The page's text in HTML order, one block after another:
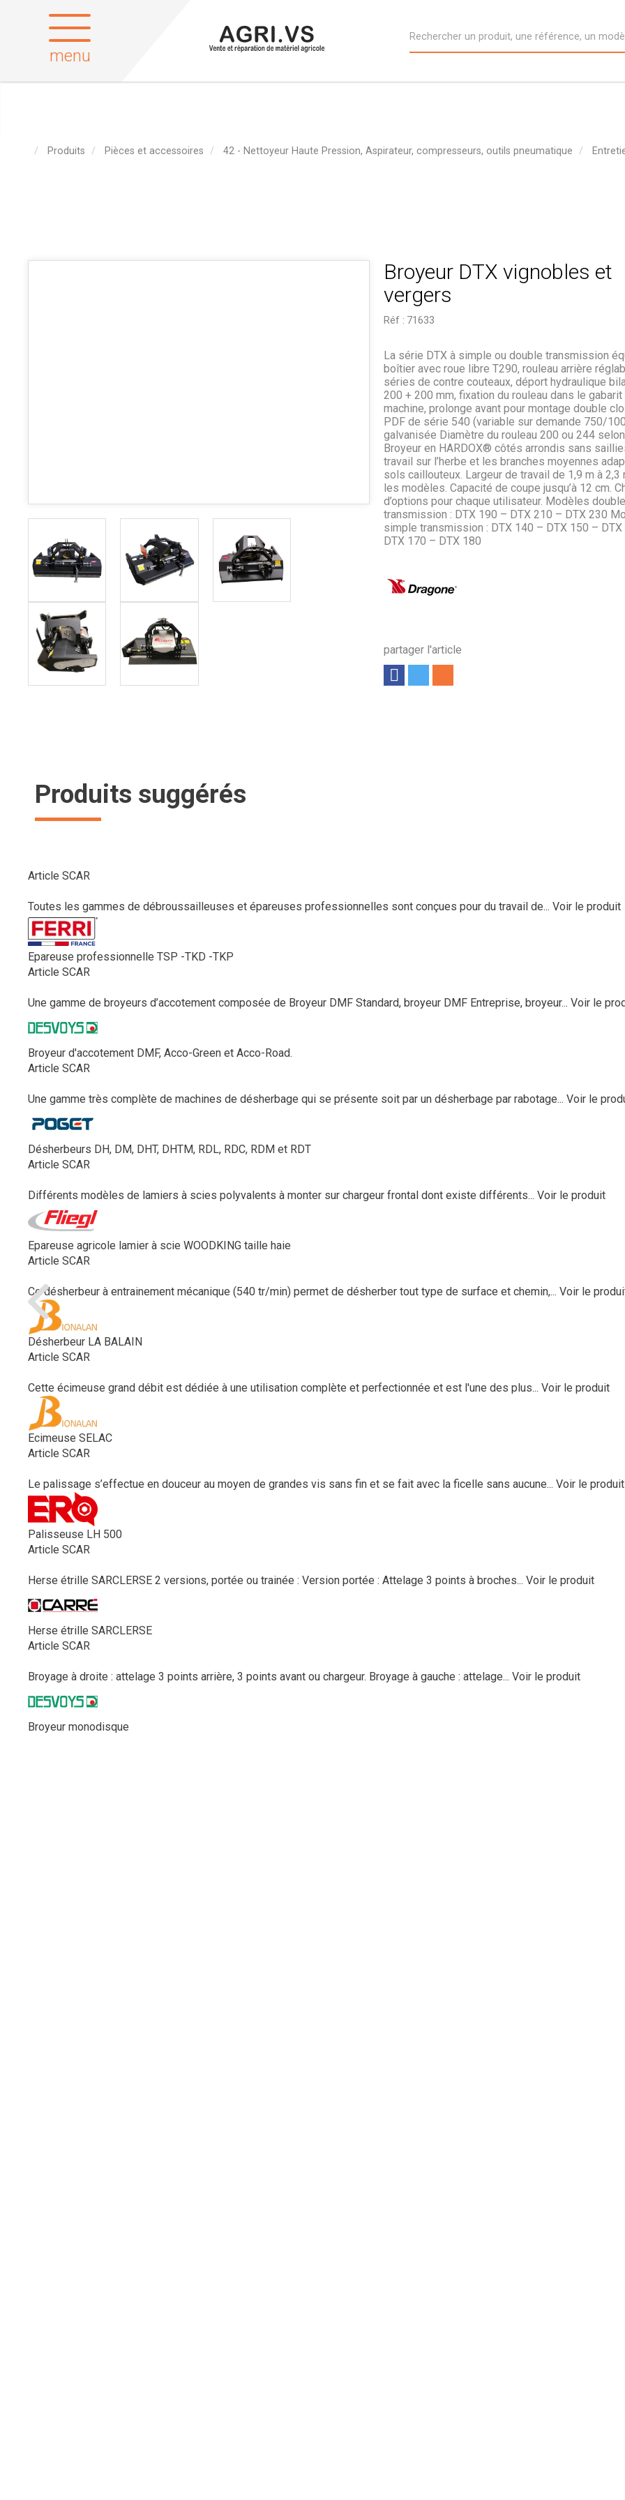
menu
Produits Pièces et accessoires 42 - Nettoyeur Haute Pression, Aspirateur, compresseurs, outils pneumatique
Broyeur DTX vignobles et
vergers
Réf : 71633
partager l'article
La série DTX à simple ou double transmission
boîtier avec roue libre T290, rouleau arrière
séries de contre couteaux, déport hydraulique
200 + 200 mm, fixation du rouleau dans le gabarit
machine, prolonge avant pour montage double
PDF de série 540 (variable sur demande 750/
galvanisée Diamètre du rouleau 200 ou 244
Broyeur en HARDOX® côtés arrondis sans
travail sur l’herbe et les branches moyennes
sols caillouteux. Largeur de travail de 1,9 m à 2,3
les modèles. Capacité de coupe jusqu’à 12 cm.
d’options pour chaque utilisateur. Modèles double
transmission : DTX 190 – DTX 210 – DTX 230
simple transmission : DTX 140 – DTX 150 –
DTX 170 – DTX 180
Produits suggérés
Article SCAR
Toutes les gammes de débroussailleuses et épareuses professionnelles sont conçues pour du travail de... Voir le produit
Epareuse professionnelle TSP -TKD -TKP
Article SCAR
Une gamme de broyeurs d’accotement composée de Broyeur DMF Standard, broyeur DMF Entreprise, broyeur... Voir le
Broyeur d'accotement DMF, Acco-Green et Acco-Road.
Article SCAR
Une gamme très complète de machines de désherbage qui se présente soit par un désherbage par rabotage... Voir le
Désherbeurs DH, DM, DHT, DHTM, RDL, RDC, RDM et RDT
Article SCAR
Différents modèles de lamiers à scies polyvalents à monter sur chargeur frontal dont existe différents... Voir le produit
Epareuse agricole lamier à scie WOODKING taille haie
Article SCAR
Ce désherbeur à entrainement mécanique (540 tr/min) permet de désherber tout type de surface et chemin,... Voir le
Désherbeur LA BALAIN
Article SCAR
Cette écimeuse grand débit est dédiée à une utilisation complète et perfectionnée et est l'une des plus... Voir le produit
Ecimeuse SELAC
Article SCAR
Le palissage s’effectue en douceur au moyen de grandes vis sans fin et se fait avec la ficelle sans aucune... Voir le produit
Palisseuse LH 500
Article SCAR
Herse étrille SARCLERSE 2 versions, portée ou trainée : Version portée : Attelage 3 points à broches... Voir le produit
Herse étrille SARCLERSE
Article SCAR
Broyage à droite : attelage 3 points arrière, 3 points avant ou chargeur. Broyage à gauche : attelage... Voir le produit
Broyeur monodisque